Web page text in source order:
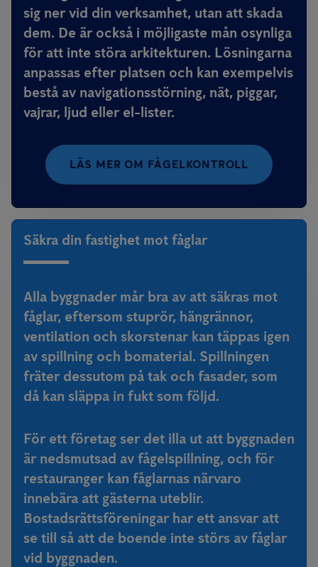
sig ner vid din verksamhet, utan att skada
dem. De är också i möjligaste mån osynliga
för att inte störa arkitekturen. Lösningarna
anpassas efter platsen och kan exempelvis
bestå av navigationsstörning, nät, piggar,
vajrar, ljud eller el-lister.
LÄS MER OM FÅGELKONTROLL
Säkra din fastighet mot fåglar
Alla byggnader mår bra av att säkras mot
fåglar, eftersom stuprör, hängrännor,
ventilation och skorstenar kan täppas igen
av spillning och bomaterial. Spillningen
fräter dessutom på tak och fasader, som
då kan släppa in fukt som följd.
För ett företag ser det illa ut att byggnaden
är nedsmutsad av fågelspillning, och för
restauranger kan fåglarnas närvaro
innebära att gästerna uteblir.
Bostadsrättsföreningar har ett ansvar att
se till så att de boende inte störs av fåglar
vid byggnaden.